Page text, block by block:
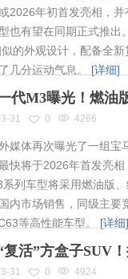
2026年初首发亮相，
也有望在同期正式推出
的外观设计，配备全
几分运动气息。 [详细]
代M3曝光！燃油
31 0 4266
媒体再次曝光了一组宝
快将于2026年首发亮
系列车型将采用燃油版
内市场销售，同级主要
等高性能车型。 [详细]
复活”方盒子SUV
31 0 4924